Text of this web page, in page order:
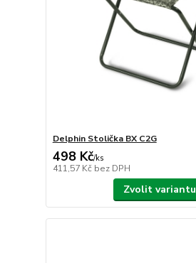
Delphin Stolička BX C2G
498 Kč/ks
411,57 Kč bez DPH
Zvolit variantu